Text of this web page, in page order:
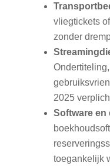
vliegtickets
zonder
2025
Software en
toegankelijk